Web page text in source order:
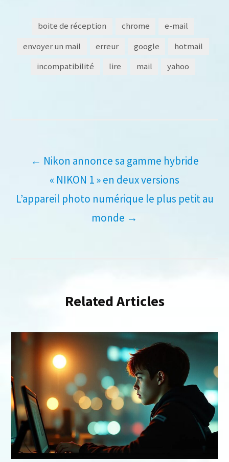
boite de réception chrome
e-mail
envoyer un mail
erreur google
hotmail
incompatibilité
lire mail yahoo
Navigation
← Nikon annonce sa gamme hybride
« NIKON 1 » en deux versions
L’appareil photo numérique le plus petit au
monde →
Related Articles